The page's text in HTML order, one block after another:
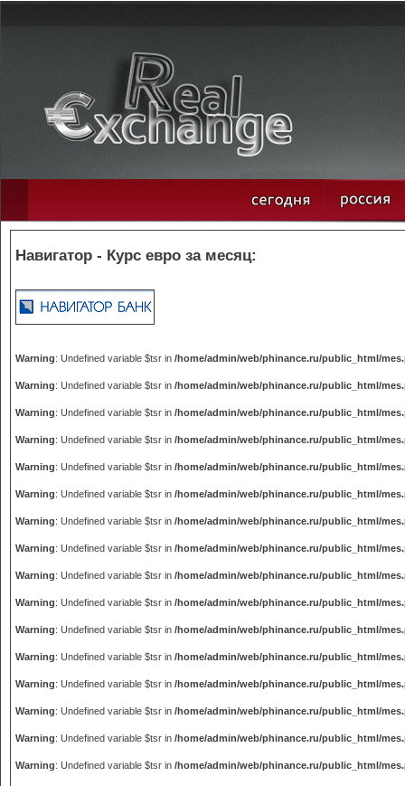
Навигатор - Курс евро за месяц:
Warning: Undefined variable $tsr in /home/admin/web/phinance.ru/public_html/
Warning: Undefined variable $tsr in /home/admin/web/phinance.ru/public_html/
Warning: Undefined variable $tsr in /home/admin/web/phinance.ru/public_html/
Warning: Undefined variable $tsr in /home/admin/web/phinance.ru/public_html/
Warning: Undefined variable $tsr in /home/admin/web/phinance.ru/public_html/
Warning: Undefined variable $tsr in /home/admin/web/phinance.ru/public_html/
Warning: Undefined variable $tsr in /home/admin/web/phinance.ru/public_html/
Warning: Undefined variable $tsr in /home/admin/web/phinance.ru/public_html/
Warning: Undefined variable $tsr in /home/admin/web/phinance.ru/public_html/
Warning: Undefined variable $tsr in /home/admin/web/phinance.ru/public_html/
Warning: Undefined variable $tsr in /home/admin/web/phinance.ru/public_html/
Warning: Undefined variable $tsr in /home/admin/web/phinance.ru/public_html/
Warning: Undefined variable $tsr in /home/admin/web/phinance.ru/public_html/
Warning: Undefined variable $tsr in /home/admin/web/phinance.ru/public_html/
Warning: Undefined variable $tsr in /home/admin/web/phinance.ru/public_html/
Warning: Undefined variable $tsr in /home/admin/web/phinance.ru/public_html/